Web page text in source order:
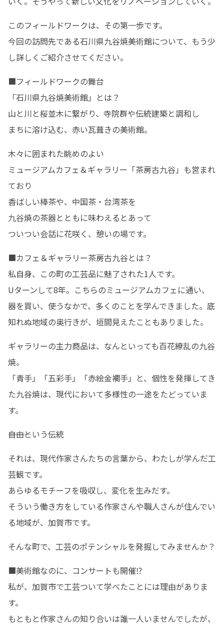
このフィールドワークは、その第一歩です。
今回の訪問先である石川県九谷焼美術館について、もう少
し詳しくご紹介させてください。
■フィールドワークの舞台
「石川県九谷焼美術館」とは？
山と川と桜並木に繋がり、寺院群や伝統建築と調和し
まちに溶け込む、赤い瓦葺きの美術館。
木々に囲まれた眺めのよい
ミュージアムカフェ＆ギャラリー「茶房古九谷」も営まれ
ており
香ばしい棒茶や、中国茶・台湾茶を
九谷焼の茶器とともに味わえるとあって
ついつい会話に花咲く、憩いの場です。
■カフェ＆ギャラリー茶房古九谷とは？
私自身、この町の工芸品に魅了された1人です。
Uターンして8年。こちらのミュージアムカフェに通い、
器を買い、使うなかで、多くのことを学んできました。底
知れぬ地域の奥行きが、垣間見えたこともありました。
ギャラリーの主力商品は、なんといっても百花繚乱の九谷
焼。
「青手」「五彩手」「赤絵金襴手」と、個性を発揮してき
た九谷焼は、現代において多様性の一途をたどっていま
す。
―――自由という伝統
それは、現代作家さんたちの言葉から、わたしが学んだ工
芸観です。
あらゆるモチーフを吸収し、変化を生みだす。
そういう働き方をしている作家さんや職人さんが住んでい
る地域が、加賀市です。
そんな町で、工芸のポテンシャルを発掘してみませんか？
■美術館なのに、コンサートも開催⁉
私が、加賀市で工芸ついて学べたことには理由がありま
す。
もともと作家さんの知り合いは誰一人いませんでしたが、